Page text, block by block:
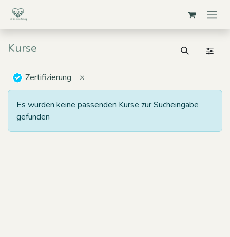
Zum Inhalt springen
Kurse
Zertifizierung ×
Es wurden keine passenden Kurse zur Sucheingabe
gefunden